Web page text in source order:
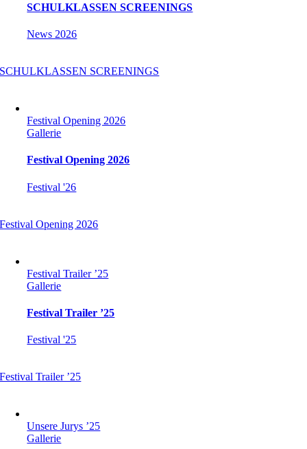
SCHULKLASSEN SCREENINGS
News 2026
SCHULKLASSEN SCREENINGS
Festival Opening 2026
Gallerie
Festival Opening 2026
Festival '26
Festival Opening 2026
Festival Trailer ’25
Gallerie
Festival Trailer ’25
Festival '25
Festival Trailer ’25
Unsere Jurys ’25
Gallerie